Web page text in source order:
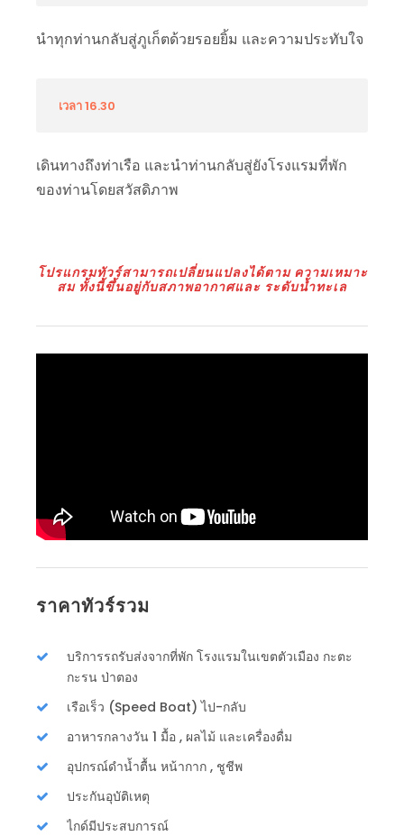
นำทุกท่านกลับสู่ภูเก็ตด้วยรอยยิ้ม และความประทับใจ
เวลา 16.30
เดินทางถึงท่าเรือ และนำท่านกลับสู่ยังโรงแรมที่พัก
ของท่านโดยสวัสดิภาพ
โปรแกรมทัวร์สามารถเปลี่ยนแปลงได้ตาม ความเหมาะ
สม ทั้งนี้ขึ้นอยู่กับสภาพอากาศและ ระดับน้ำทะเล
ราคาทัวร์รวม
บริการรถรับส่งจากที่พัก โรงแรมในเขตตัวเมือง กะตะ
กะรน ป่าตอง
เรือเร็ว (Speed Boat) ไป-กลับ
อาหารกลางวัน 1 มื้อ , ผลไม้ และเครื่องดื่ม
อุปกรณ์ดำน้ำตื้น หน้ากาก , ชูชีพ
ประกันอุบัติเหตุ
ไกด์มีประสบการณ์